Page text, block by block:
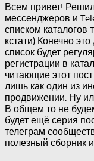
Всем привет!
мессенджеров и
списком каталогов
кстати) Конечно
список будет
регистрации в
читающие этот
лишь как один из
продвижении. Ну
В общем то не
будет ещё серия
телеграм
полезный сборник